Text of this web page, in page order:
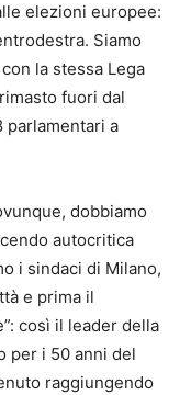
elezioni europee:
Siamo
la stessa Lega
fuori dal
parlamentari a
dobbiamo
autocritica
i sindaci di Milano,
e prima il
così il leader della
per i 50 anni del
raggiungendo